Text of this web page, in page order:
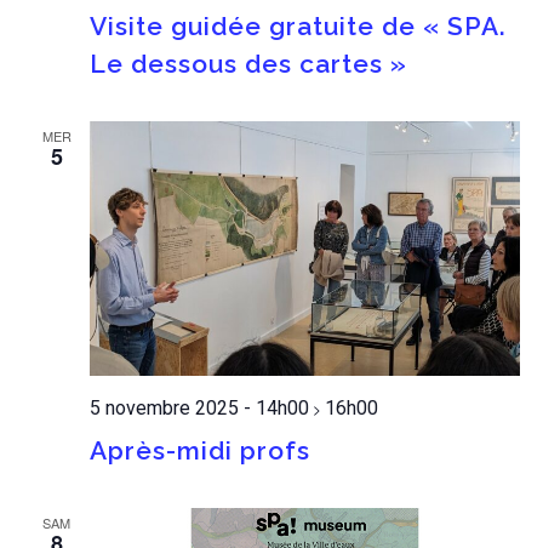
Visite guidée gratuite de « SPA.
Le dessous des cartes »
MER
5
5 novembre 2025 - 14h00> 16h00
Après-midi profs
SAM